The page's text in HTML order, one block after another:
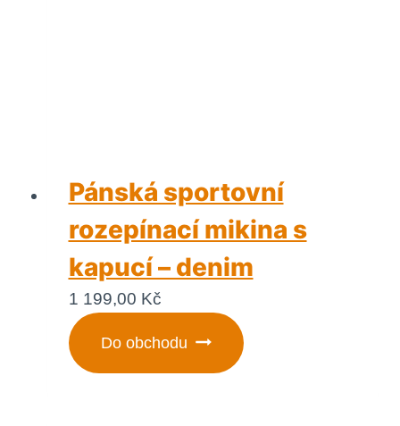
Pánská sportovní
rozepínací mikina s
kapucí – denim
1 199,00 Kč
Do obchodu